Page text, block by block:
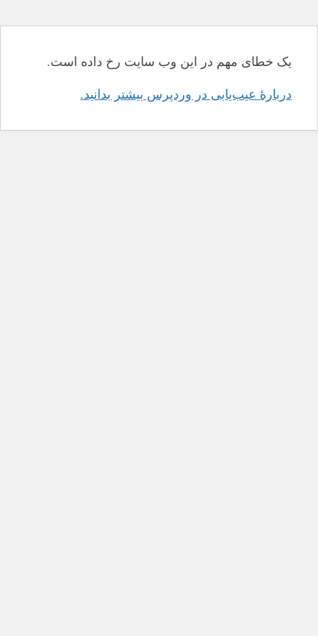
یک خطای مهم در این وب سایت رخ داده است.
دربارهٔ عیب‌یابی در وردپرس بیشتر بدانید.